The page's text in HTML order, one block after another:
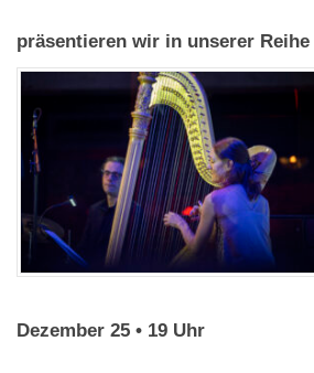
präsentieren wir in unserer Reihe
Dezember 25 • 19 Uhr